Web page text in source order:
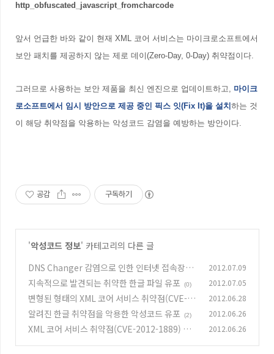
http_obfuscated_javascript_fromcharcode
앞서 언급한 바와 같이 현재 XML 코어 서비스는 마이크로소프트에서
보안 패치를 제공하지 않는 제로 데이(Zero-Day, 0-Day) 취약점이다.
그러므로 사용하는 보안 제품을 최신 엔진으로 업데이트하고, 마이크
로소프트에서 임시 방안으로 제공 중인 픽스 잇(Fix It)을 설치 하는 것
이 해당 취약점을 악용하는 악성코드 감염을 예방하는 방안이다.
공감 구독하기
'악성코드 정보' 카테고리의 다른 글
DNS Changer 감염으로 인한 인터넷 접속장애
주의
(0)
2012.07.09
지속적으로 발견되는 취약한 한글 파일 유포 (0) 2012.07.05
변형된 형태의 XML 코어 서비스 취약점(CVE-20
12-1889) 악용 (0)
2012.06.28
알려진 한글 취약점을 악용한 악성코드 유포 (2) 2012.06.26
XML 코어 서비스 취약점(CVE-2012-1889) 악
2012.06.26